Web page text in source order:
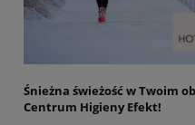
Śnieżna świeżość w Twoim
Centrum Higieny Efekt!